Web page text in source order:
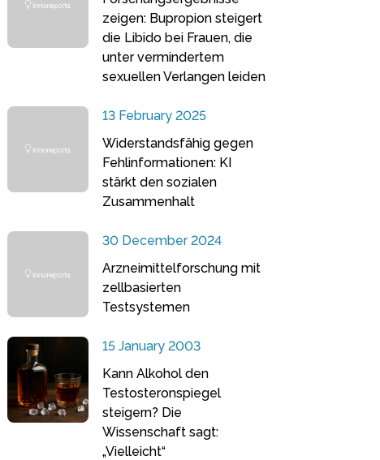
zeigen: Bupropion steigert
die Libido bei Frauen, die
unter vermindertem
sexuellen Verlangen leiden
13 February 2025
Widerstandsfähig gegen
Fehlinformationen: KI
stärkt den sozialen
Zusammenhalt
30 December 2024
Arzneimittelforschung mit
zellbasierten
Testsystemen
15 January 2003
Kann Alkohol den
Testosteronspiegel
steigern? Die
Wissenschaft sagt:
„Vielleicht“